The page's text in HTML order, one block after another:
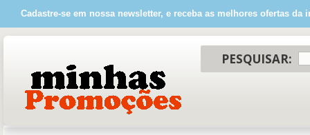
Cadastre-se em nossa newsletter, e receba as melhores ofertas da
PESQUISAR: